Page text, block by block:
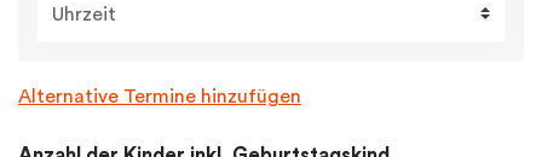
Uhrzeit
Alternative Termine hinzufügen